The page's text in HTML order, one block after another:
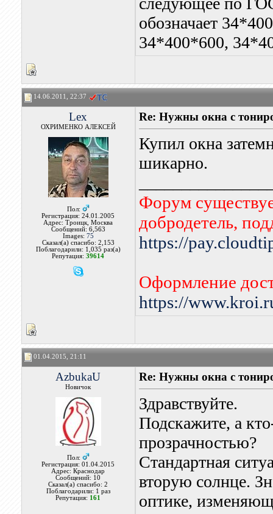
обозначает
34*400*600,
14.06.2011, 22:37
Lex
ОХРИМЕНКО АЛЕКСЕЙ
Пол:
Регистрация: 24.01.2005
Адрес: Троицк, Москва
Сообщений: 6,563
Images: 75
Сказал(а) спасибо: 2,153
Поблагодарили: 1,035 раз(а)
Репутация:39614
Re: Нужны окна с
Купил окна
шикарно.
Форум
добродетель,
https://
Оформление
https://
01.04.2015, 21:11
AzbukaU
Новичок
Пол:
Регистрация: 01.04.2015
Адрес: Краснодар
Сообщений: 10
Сказал(а) спасибо: 2
Поблагодарили: 1 раз
Репутация: 161
Re: Нужны окна с
Здравствуйте.
Подскажите, а
прозрачностью?
Стандартная
вторую солнце.
оптике,